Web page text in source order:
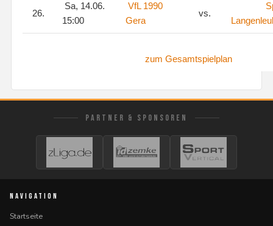
26.
Sa, 14.06.
15:00
VfL 1990
Gera
vs.
zum Gesamtspielplan
PARTNER & SPONSOREN
NAVIGATION
Startseite